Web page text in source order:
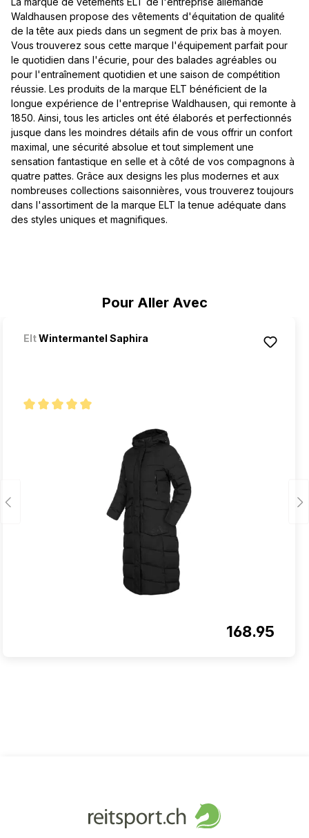
Pour Aller Avec
EltWintermantel Saphira
168.95
Waldhausen propose des vêtements d'équitation de qualité
de la tête aux pieds dans un segment de prix bas à moyen.
Vous trouverez sous cette marque l'équipement parfait pour
le quotidien dans l'écurie, pour des balades agréables ou
pour l'entraînement quotidien et une saison de compétition
réussie. Les produits de la marque ELT bénéficient de la
longue expérience de l'entreprise Waldhausen, qui remonte à
1850. Ainsi, tous les articles ont été élaborés et perfectionnés
jusque dans les moindres détails afin de vous offrir un confort
maximal, une sécurité absolue et tout simplement une
sensation fantastique en selle et à côté de vos compagnons à
quatre pattes. Grâce aux designs les plus modernes et aux
nombreuses collections saisonnières, vous trouverez toujours
dans l'assortiment de la marque ELT la tenue adéquate dans
des styles uniques et magnifiques.